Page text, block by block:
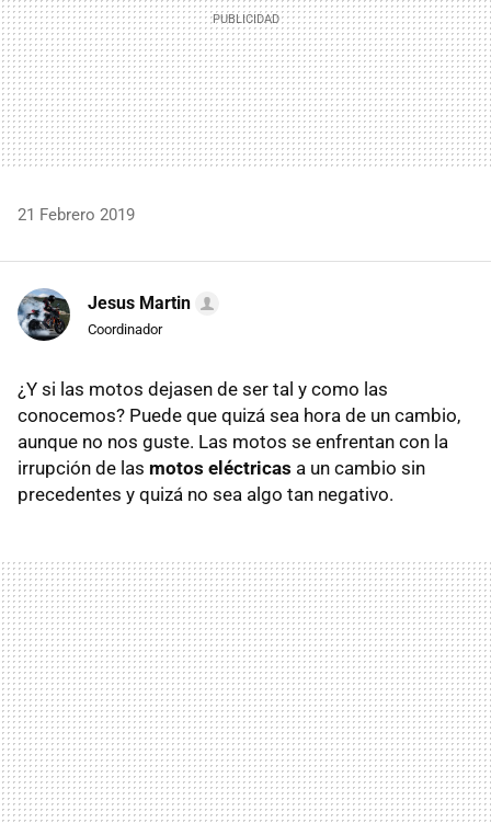
21 Febrero 2019
Jesus Martin
Coordinador
¿Y si las motos dejasen de ser tal y como las
conocemos? Puede que quizá sea hora de un cambio,
aunque no nos guste. Las motos se enfrentan con la
irrupción de las motos eléctricas a un cambio sin
precedentes y quizá no sea algo tan negativo.